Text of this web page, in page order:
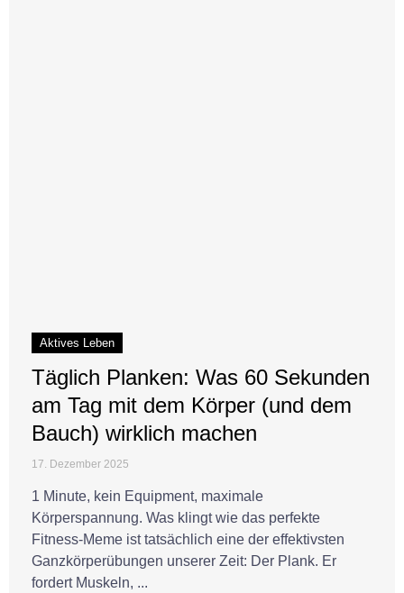
Aktives Leben
Täglich Planken: Was 60 Sekunden
am Tag mit dem Körper (und dem
Bauch) wirklich machen
17. Dezember 2025
1 Minute, kein Equipment, maximale
Körperspannung. Was klingt wie das perfekte
Fitness-Meme ist tatsächlich eine der effektivsten
Ganzkörperübungen unserer Zeit: Der Plank. Er
fordert Muskeln, ...